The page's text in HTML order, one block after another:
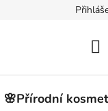
Obchodní
🌸Přírodní